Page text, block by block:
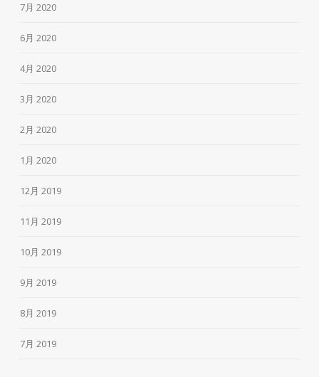
7月 2020
6月 2020
4月 2020
3月 2020
2月 2020
1月 2020
12月 2019
11月 2019
10月 2019
9月 2019
8月 2019
7月 2019